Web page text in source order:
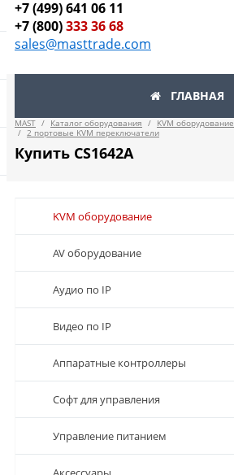
+7 (499) 641 06 11
+7 (800)333 36 68
sales@masttrade.com
ГЛАВНАЯ
MAST / Каталог оборудования / KVM оборудование
/ 2 портовые KVM переключатели
Купить CS1642A
KVM оборудование
AV оборудование
Аудио по IP
Видео по IP
Аппаратные контроллеры
Софт для управления
Управление питанием